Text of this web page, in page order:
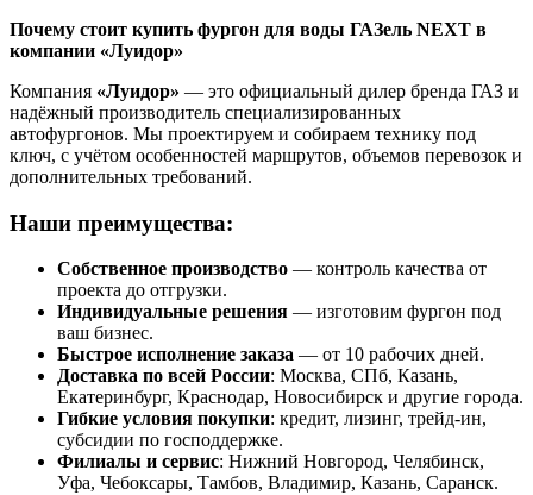
Почему стоит купить фургон для воды ГАЗель NEXT в
компании «Луидор»
Компания «Луидор» — это официальный дилер бренда ГАЗ и
надёжный производитель специализированных
автофургонов. Мы проектируем и собираем технику под
ключ, с учётом особенностей маршрутов, объемов перевозок и
дополнительных требований.
Наши преимущества:
Собственное производство — контроль качества от
проекта до отгрузки.
Индивидуальные решения — изготовим фургон под
ваш бизнес.
Быстрое исполнение заказа — от 10 рабочих дней.
Доставка по всей России: Москва, СПб, Казань,
Екатеринбург, Краснодар, Новосибирск и другие города.
Гибкие условия покупки: кредит, лизинг, трейд-ин,
субсидии по господдержке.
Филиалы и сервис: Нижний Новгород, Челябинск,
Уфа, Чебоксары, Тамбов, Владимир, Казань, Саранск.